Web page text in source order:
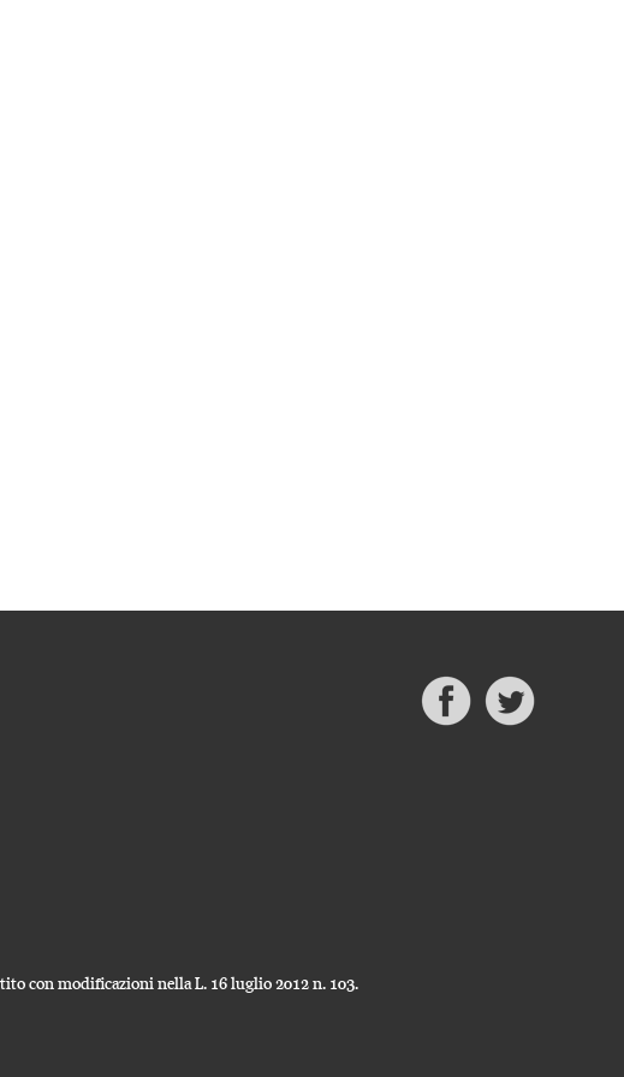
con modificazioni nella L. 16 luglio 2012 n. 103.